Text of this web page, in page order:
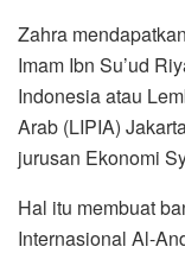
Zahra
Imam Ibn Su’ud
Indonesia atau
Arab (LIPIA)
jurusan Ekonomi
Hal itu membuat
Internasional Al-